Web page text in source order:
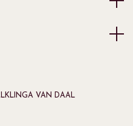
VAN DAAL